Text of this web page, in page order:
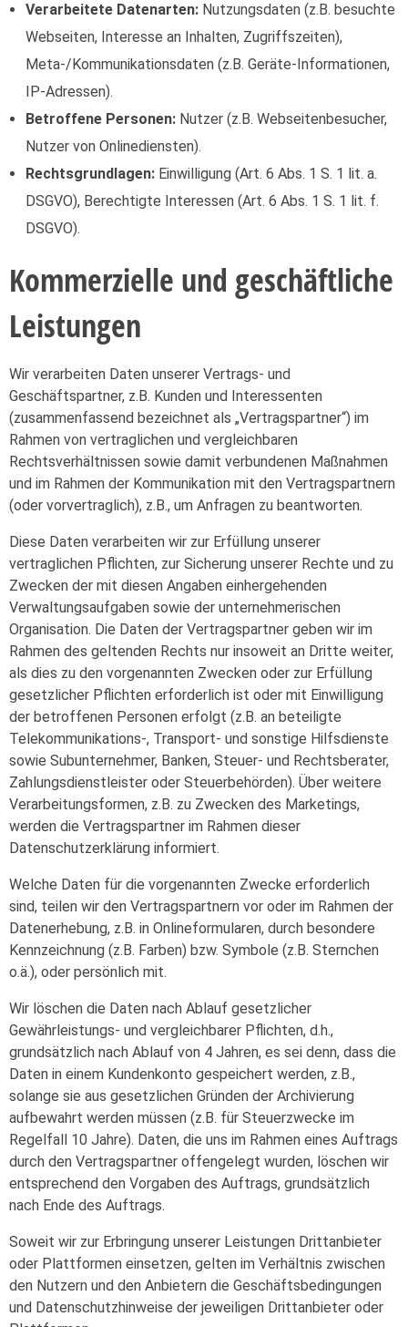
Verarbeitete Datenarten:Nutzungsdaten (z.B. besuchte
Webseiten, Interesse an Inhalten, Zugriffszeiten),
Meta-/Kommunikationsdaten (z.B. Geräte-Informationen,
IP-Adressen).
Betroffene Personen:Nutzer (z.B. Webseitenbesucher,
Nutzer von Onlinediensten).
Rechtsgrundlagen:Einwilligung (Art. 6 Abs. 1 S. 1 lit. a.
DSGVO), Berechtigte Interessen (Art. 6 Abs. 1 S. 1 lit. f.
DSGVO).
Kommerzielle und geschäftliche
Leistungen
Wir verarbeiten Daten unserer Vertrags- und
Geschäftspartner, z.B. Kunden und Interessenten
(zusammenfassend bezeichnet als „Vertragspartner“) im
Rahmen von vertraglichen und vergleichbaren
Rechtsverhältnissen sowie damit verbundenen Maßnahmen
und im Rahmen der Kommunikation mit den Vertragspartnern
(oder vorvertraglich), z.B., um Anfragen zu beantworten.
Diese Daten verarbeiten wir zur Erfüllung unserer
vertraglichen Pflichten, zur Sicherung unserer Rechte und zu
Zwecken der mit diesen Angaben einhergehenden
Verwaltungsaufgaben sowie der unternehmerischen
Organisation. Die Daten der Vertragspartner geben wir im
Rahmen des geltenden Rechts nur insoweit an Dritte weiter,
als dies zu den vorgenannten Zwecken oder zur Erfüllung
gesetzlicher Pflichten erforderlich ist oder mit Einwilligung
der betroffenen Personen erfolgt (z.B. an beteiligte
Telekommunikations-, Transport- und sonstige Hilfsdienste
sowie Subunternehmer, Banken, Steuer- und Rechtsberater,
Zahlungsdienstleister oder Steuerbehörden). Über weitere
Verarbeitungsformen, z.B. zu Zwecken des Marketings,
werden die Vertragspartner im Rahmen dieser
Datenschutzerklärung informiert.
Welche Daten für die vorgenannten Zwecke erforderlich
sind, teilen wir den Vertragspartnern vor oder im Rahmen der
Datenerhebung, z.B. in Onlineformularen, durch besondere
Kennzeichnung (z.B. Farben) bzw. Symbole (z.B. Sternchen
o.ä.), oder persönlich mit.
Wir löschen die Daten nach Ablauf gesetzlicher
Gewährleistungs- und vergleichbarer Pflichten, d.h.,
grundsätzlich nach Ablauf von 4 Jahren, es sei denn, dass die
Daten in einem Kundenkonto gespeichert werden, z.B.,
solange sie aus gesetzlichen Gründen der Archivierung
aufbewahrt werden müssen (z.B. für Steuerzwecke im
Regelfall 10 Jahre). Daten, die uns im Rahmen eines Auftrags
durch den Vertragspartner offengelegt wurden, löschen wir
entsprechend den Vorgaben des Auftrags, grundsätzlich
nach Ende des Auftrags.
Soweit wir zur Erbringung unserer Leistungen Drittanbieter
oder Plattformen einsetzen, gelten im Verhältnis zwischen
den Nutzern und den Anbietern die Geschäftsbedingungen
und Datenschutzhinweise der jeweiligen Drittanbieter oder